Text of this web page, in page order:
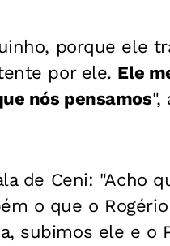
porque ele
por ele. Ele
nós pensamos",
de Ceni: "Acho
o que o
subimos ele e o